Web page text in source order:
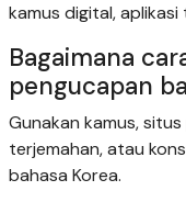
kamus digital,
Bagaimana
pengucapan
Gunakan kamus,
terjemahan, atau
bahasa Korea.